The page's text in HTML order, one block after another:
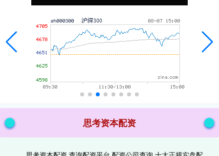
思考资本配资